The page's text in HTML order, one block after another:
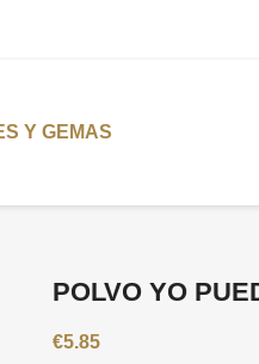
Y GEMAS
POLVO YO
€5.85